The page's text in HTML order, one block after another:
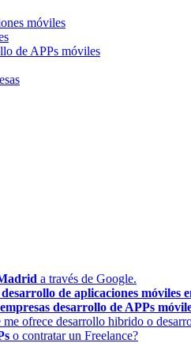
móviles
de APPs móviles
a través de Google.
desarrollo de aplicaciones móviles
empresas desarrollo de APPs
me ofrece desarrollo hibrido o
o contratar un Freelance?